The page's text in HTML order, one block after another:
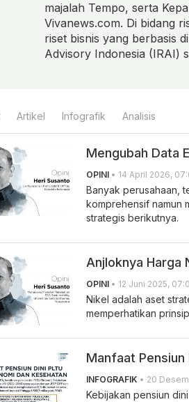
majalah Tempo, serta
Vivanews.com. Di bidang
riset bisnis yang berbasis
Advisory Indonesia (IRAI)
Artikel Infografik Analisis
Mengubah Data
OPINI • 14 April 2026,
Banyak perusahaan,
komprehensif namun
strategis berikutnya.
Anjloknya Harga
OPINI • 12 Juni 2025,
Nikel adalah aset
memperhatikan
Manfaat Pensiun
INFOGRAFIK • 20
Kebijakan pensiun